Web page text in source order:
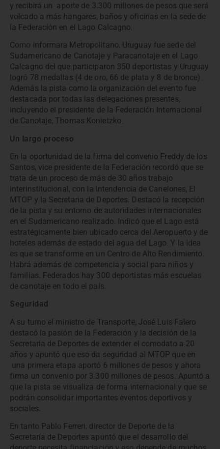
y recibirá un aporte de 3.300 millones de pesos que será
volcado a más hangares, baños y oficinas en la sede de
la Federación en el Lago Calcagno.
Como informara Metropolitano, Uruguay fue sede del
Sudamericano de Canotaje y Paracanotaje en el Lago
Calcagno del que participaron 350 deportistas y Uruguay
logró 78 medallas (4 de oro, 66 de plata y 8 de bronce).
Además la pista como la organización del evento fue
destacada por todas las delegaciones presentes,
incluyendo el presidente de la Federación Internacional
de Canotaje, Thomas Konietzko.
Un largo proceso
En la oportunidad de la firma del convenio Freddy de los
Santos, vice presidente de la Federación recordó que se
trata de un proceso de más de 30 años trabajo
interinstitucional, con la Intendencia de Canelones, El
MTOP y la Secretaria de Deportes. Destacó la recepción
de la pista y su entorno de autoridades internacionales
en el Sudamericano realizado. Indicó que el Lago está
estratégicamente bien ubicado cerca del Aeropuerto y de
hoteles además de estado del agua del Lago. Y la idea
es que se transforme en un Centro de Alto Rendimiento.
Habrá además de competencia y social para niños y
familias. Federados hay 300 deportistas más escuelas
de canotaje en todo el país.
Seguridad
A su turno el ministro de Transporte, José Luis Falero
destacó la pasión de la Federación y la decisión de la
Secretaria de Deportes de extender el comodato a 20
años y apuntó que eso da seguridad al MTOP que en
una primera etapa aportó 6 millones de pesos y ahora
firma un convenio por 3.300 millones de pesos. Apuntó a
que la pista se visualiza de forma internacional y que se
podrán consolidar importantes eventos deportivos y
sociales.
En tanto Pablo Ferreri, director de Deporte de la
Secretaría de Deportes apuntó que el desarrollo del